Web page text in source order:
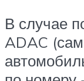
В случае
ADAC